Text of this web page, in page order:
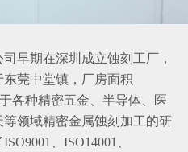
早期在深圳成立蚀刻工厂，
莞中堂镇，厂房面积
各种精密五金、半导体、医
领域精密金属蚀刻加工的研
、ISO14001、